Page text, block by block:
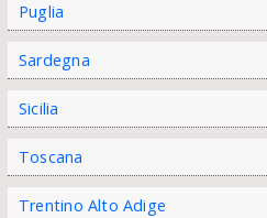
Puglia
Sardegna
Sicilia
Toscana
Trentino Alto Adige